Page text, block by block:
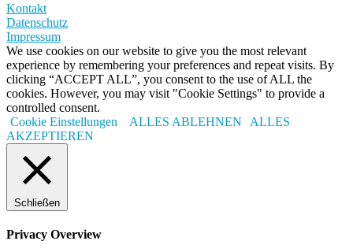
Kontakt
Datenschutz
Impressum
We use cookies on our website to give you the most relevant
experience by remembering your preferences and repeat visits. By
clicking “ACCEPT ALL”, you consent to the use of ALL the
cookies. However, you may visit "Cookie Settings" to provide a
controlled consent.
Cookie Einstellungen
ALLES ABLEHNEN
ALLES
AKZEPTIEREN
Schließen
Privacy Overview